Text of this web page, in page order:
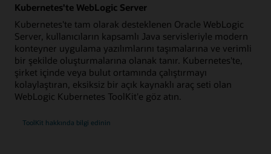
Kubernetes'te WebLogic Server
Kubernetes'te tam olarak desteklenen Oracle WebLogic
Server, kullanıcıların kapsamlı Java servisleriyle modern
konteyner uygulama yazılımlarını taşımalarına ve verimli
bir şekilde oluşturmalarına olanak tanır. Kubernetes'te,
şirket içinde veya bulut ortamında çalıştırmayı
kolaylaştıran, eksiksiz bir açık kaynaklı araç seti olan
WebLogic Kubernetes ToolKit'e göz atın.
ToolKit hakkında bilgi edinin